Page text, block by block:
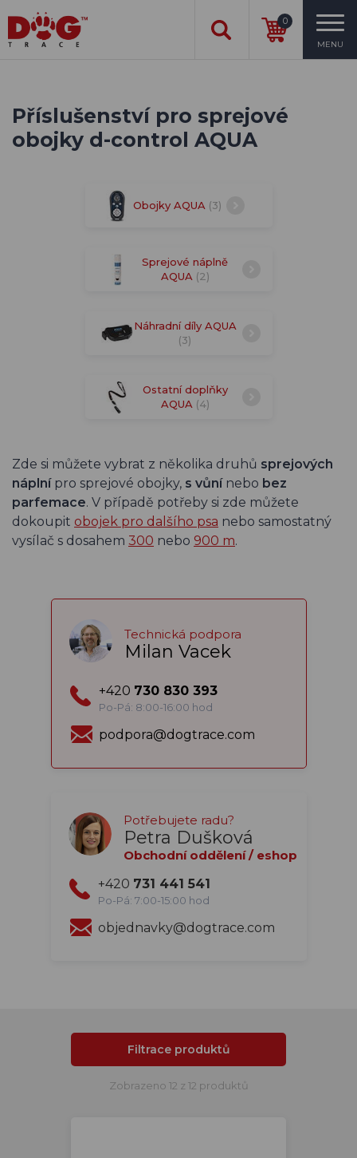
0
MENU
Příslušenství pro sprejové
obojky d-control AQUA
Obojky AQUA (3)
Sprejové náplně
AQUA (2)
Náhradní díly AQUA
(3)
Ostatní doplňky
AQUA (4)
Zde si můžete vybrat z několika druhů sprejových
náplnípro sprejové obojky, s vůnínebo bez
parfemace. V případě potřeby si zde můžete
dokoupit obojek pro dalšího psa nebo samostatný
vysílač s dosahem 300 nebo 900 m.
Technická podpora
Milan Vacek
+420 730 830 393
Po-Pá: 8:00-16:00 hod
podpora@dogtrace.com
Potřebujete radu?
Petra Dušková
Obchodní oddělení / eshop
+420 731 441 541
Po-Pá: 7:00-15:00 hod
objednavky@dogtrace.com
Filtrace produktů
Zobrazeno 12 z 12 produktů